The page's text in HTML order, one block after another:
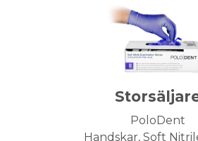
PoloDent
Handskar, Soft